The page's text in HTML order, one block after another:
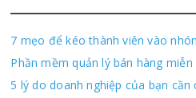
7 mẹo để kéo thành viên vào
Phần mềm quản lý bán hàng
5 lý do doanh nghiệp của bạn